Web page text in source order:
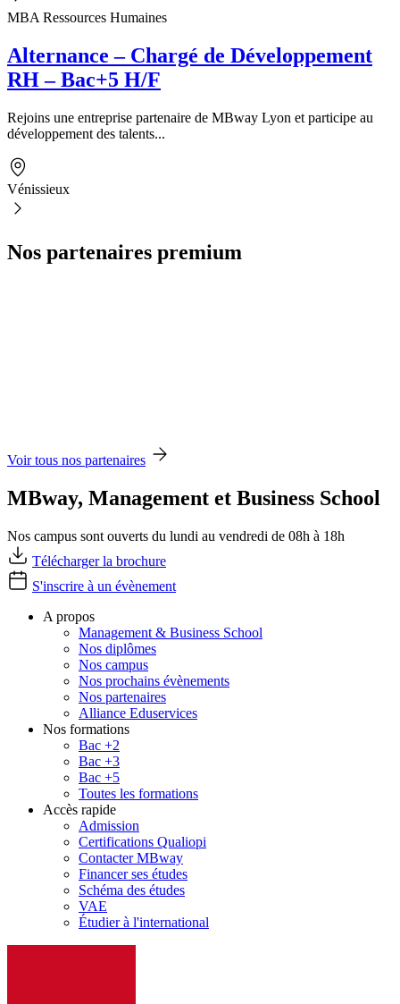
MBA Ressources Humaines
Alternance – Chargé de Développement
RH – Bac+5 H/F
Rejoins une entreprise partenaire de MBway Lyon et participe au
développement des talents...
Vénissieux
Nos partenaires premium
Voir tous nos partenaires
MBway, Management et Business School
Nos campus sont ouverts du lundi au vendredi de 08h à 18h
Télécharger la brochure
S'inscrire à un évènement
A propos
Management & Business School
Nos diplômes
Nos campus
Nos prochains évènements
Nos partenaires
Alliance Eduservices
Nos formations
Bac +2
Bac +3
Bac +5
Toutes les formations
Accès rapide
Admission
Certifications Qualiopi
Contacter MBway
Financer ses études
Schéma des études
VAE
Étudier à l'international